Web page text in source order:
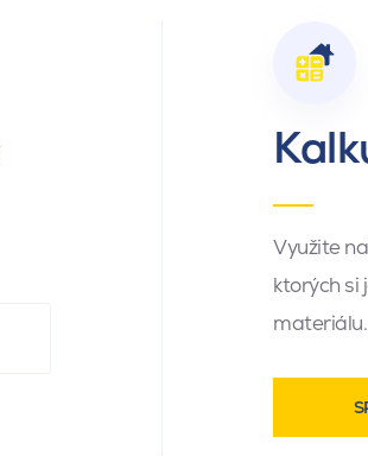
Využite
ktorých si
materiálu.